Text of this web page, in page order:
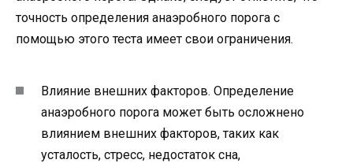
точность определения анаэробного порога с
помощью этого теста имеет свои ограничения.
Влияние внешних факторов. Определение
анаэробного порога может быть осложнено
влиянием внешних факторов, таких как
усталость, стресс, недостаток сна,